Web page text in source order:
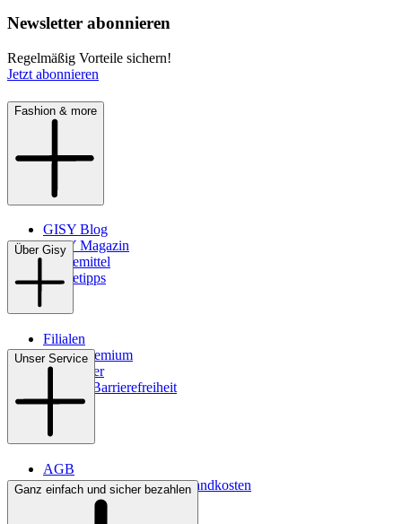
Newsletter abonnieren
Regelmäßig Vorteile sichern!
Jetzt abonnieren
Fashion & more
GISY Blog
GISY Magazin
Pflegemittel
Pflegetipps
Über Gisy
Filialen
WMS-Premium
Newsletter
Digitale Barrierefreiheit
Unser Service
AGB
Lieferbedingungen & Versandkosten
Bezahlung
Ganz einfach und sicher bezahlen